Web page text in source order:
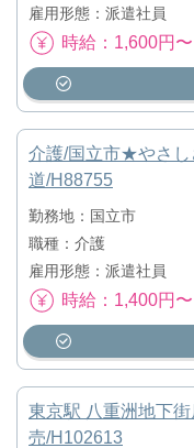
雇用形態：派遣社員
時給：1,600円〜
介護/国立市★やさし
道/H88755
勤務地：国立市
職種：介護
雇用形態：派遣社員
時給：1,400円〜
東京駅 八重洲地下
売/H102613